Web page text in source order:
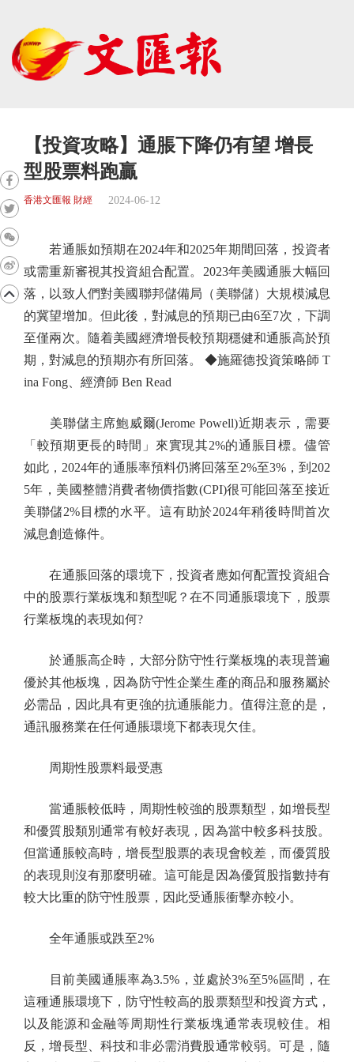
【投資攻略】通脹下降仍有望 增長
型股票料跑贏
香港文匯報 財經 2024-06-12
若通脹如預期在2024年和2025年期間回落，投資者
或需重新審視其投資組合配置。2023年美國通脹大幅回
落，以致人們對美國聯邦儲備局（美聯儲）大規模減息
的冀望增加。但此後，對減息的預期已由6至7次，下調
至僅兩次。隨着美國經濟增長較預期穩健和通脹高於預
期，對減息的預期亦有所回落。 ◆施羅德投資策略師 T
ina Fong、經濟師 Ben Read
美聯儲主席鮑威爾(Jerome Powell)近期表示，需要
「較預期更長的時間」來實現其2%的通脹目標。儘管
如此，2024年的通脹率預料仍將回落至2%至3%，到202
5年，美國整體消費者物價指數(CPI)很可能回落至接近
美聯儲2%目標的水平。這有助於2024年稍後時間首次
減息創造條件。
在通脹回落的環境下，投資者應如何配置投資組合
中的股票行業板塊和類型呢？在不同通脹環境下，股票
行業板塊的表現如何?
於通脹高企時，大部分防守性行業板塊的表現普遍
優於其他板塊，因為防守性企業生產的商品和服務屬於
必需品，因此具有更強的抗通脹能力。值得注意的是，
通訊服務業在任何通脹環境下都表現欠佳。
周期性股票料最受惠
當通脹較低時，周期性較強的股票類型，如增長型
和優質股類別通常有較好表現，因為當中較多科技股。
但當通脹較高時，增長型股票的表現會較差，而優質股
的表現則沒有那麼明確。這可能是因為優質股指數持有
較大比重的防守性股票，因此受通脹衝擊亦較小。
全年通脹或跌至2%
目前美國通脹率為3.5%，並處於3%至5%區間，在
這種通脹環境下，防守性較高的股票類型和投資方式，
以及能源和金融等周期性行業板塊通常表現較佳。相
反，增長型、科技和非必需消費股通常較弱。可是，隨